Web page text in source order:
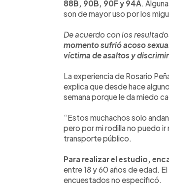
88B, 90B, 90F y 94A.
son de mayor uso por los
De acuerdo con los
momento sufrió acoso
víctima de asaltos y
La experiencia de Rosario
explica que desde hace
semana porque le da miedo
“Estos muchachos solo
pero por mi rodilla no puedo ir
transporte público.
Para realizar el estudio,
entre 18 y 60 años de edad.
encuestados no especificó.